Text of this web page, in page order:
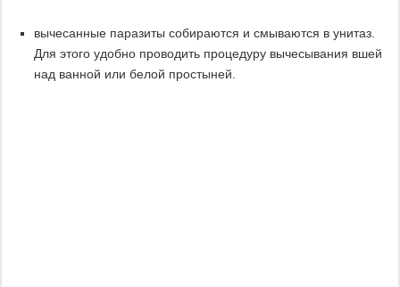
вычесанные паразиты собираются и смываются в унитаз.
Для этого удобно проводить процедуру вычесывания вшей
над ванной или белой простыней.